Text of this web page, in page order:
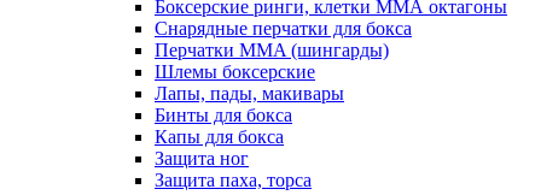
Боксерские ринги, клетки ММА октагоны
Снарядные перчатки для бокса
Перчатки MMA (шингарды)
Шлемы боксерские
Лапы, пады, макивары
Бинты для бокса
Капы для бокса
Защита ног
Защита паха, торса